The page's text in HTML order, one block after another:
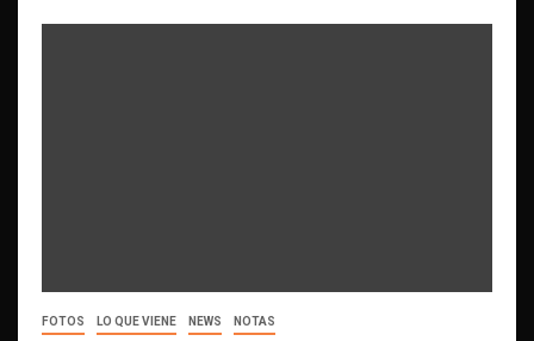
FOTOS LO QUE VIENE NEWS NOTAS